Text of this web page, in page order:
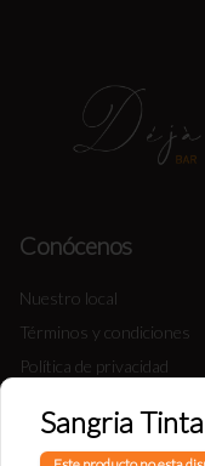
Conócenos
Nuestro local
Términos y condiciones
Política de privacidad
Redes sociales
Sangria Tinta